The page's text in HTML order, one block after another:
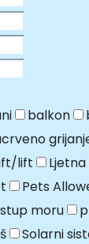
balkon
lift
Pets
moru
Solarni